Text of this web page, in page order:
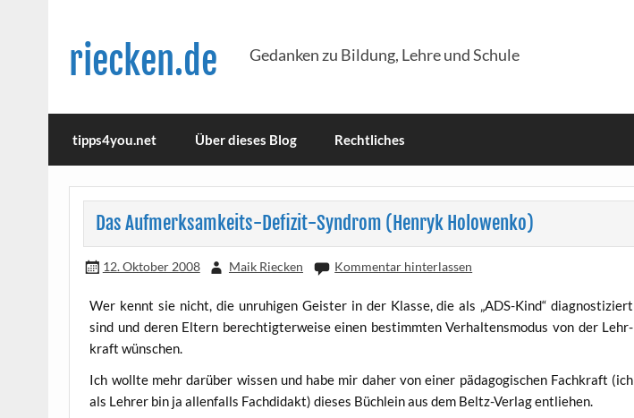
riecken.de Gedanken zu Bildung, Lehre und Schule
tipps4you.net Über dieses Blog Rechtliches
Das Aufmerksamkeits-Defizit-Syndrom (Henryk Holowenko)
12. Oktober 2008 Maik Riecken Kommentar hinterlassen
Wer kennt sie nicht, die unru­hi­gen Geis­ter in der Klas­se, die als „ADS-Kind“ dia­gnos­ti­ziert
sind und deren Eltern berech­tig­ter­wei­se einen bestimm­ten Ver­hal­tens­mo­dus von der Lehr­
kraft wünschen.
Ich woll­te mehr dar­über wis­sen und habe mir daher von einer päd­ago­gi­schen Fach­kraft (ich
als Leh­rer bin ja allen­falls Fach­di­dakt) die­ses Büch­lein aus dem Beltz-Ver­lag entliehen.